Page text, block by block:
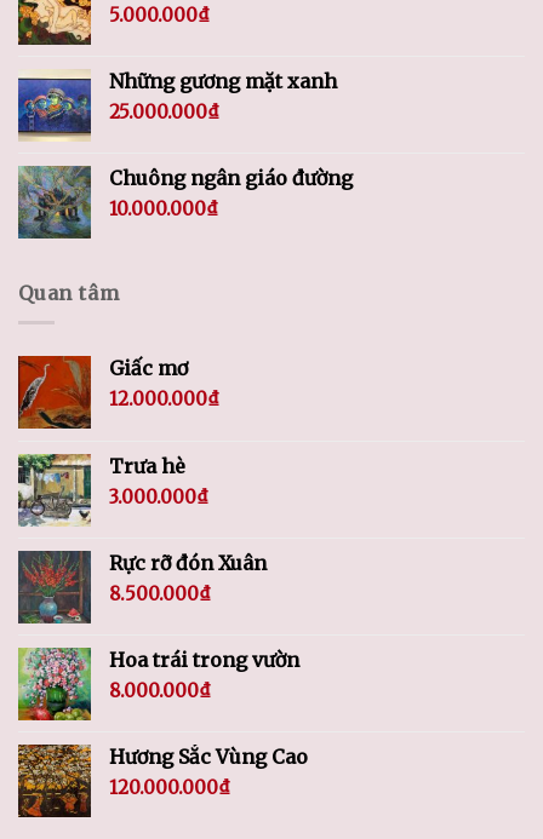
5.000.000₫
Những gương mặt xanh
25.000.000₫
Chuông ngân giáo đường
10.000.000₫
Quan tâm
Giấc mơ
12.000.000₫
Trưa hè
3.000.000₫
Rực rỡ đón Xuân
8.500.000₫
Hoa trái trong vườn
8.000.000₫
Hương Sắc Vùng Cao
120.000.000₫